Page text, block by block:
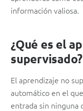
información valiosa.
¿Qué es el
supervisado?
El aprendizaje no
automático en el
entrada sin ninguna